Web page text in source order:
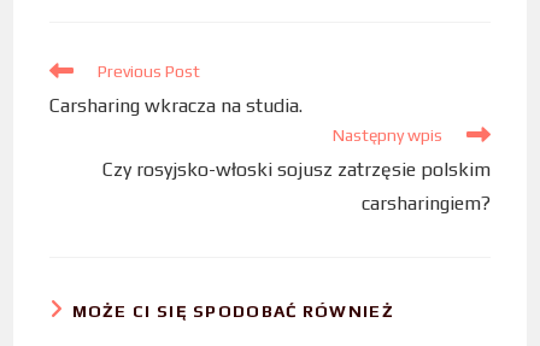
b
o
t
e
e
d
n
Previous Post
Carsharing wkracza na studia.
Następny wpis
Czy rosyjsko-włoski sojusz zatrzęsie polskim
carsharingiem?
MOŻE CI SIĘ SPODOBAĆ RÓWNIEŻ